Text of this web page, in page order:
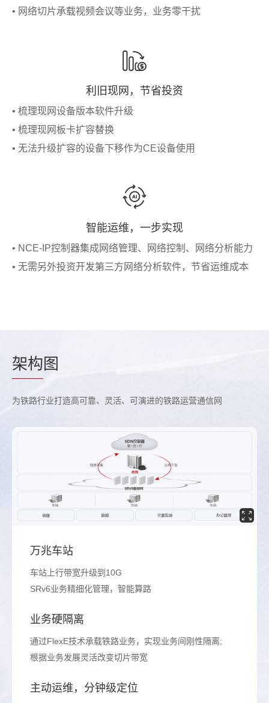
• 网络切片承载视频会议等业务，业务零干扰
利旧现网，节省投资
• 梳理现网设备版本软件升级
• 梳理现网板卡扩容替换
• 无法升级扩容的设备下移作为CE设备使用
智能运维，一步实现
• NCE-IP控制器集成网络管理、网络控制、网络分析能力
• 无需另外投资开发第三方网络分析软件，节省运维成本
架构图
为铁路行业打造高可靠、灵活、可演进的铁路运营通信网
万兆车站
车站上行带宽升级到10G
SRv6业务精细化管理，智能算路
业务硬隔离
通过FlexE技术承载铁路业务，实现业务间刚性隔离;
根据业务发展灵活改变切片带宽
主动运维，分钟级定位